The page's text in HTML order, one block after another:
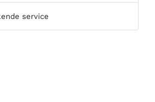
service